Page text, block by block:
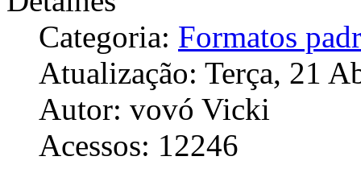
Categoria: Formatos
Atualização: Terça, 21
Autor: vovó Vicki
Acessos: 12246